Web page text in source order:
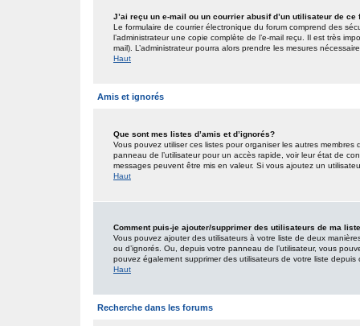
J’ai reçu un e-mail ou un courrier abusif d’un utilisateur de ce
Le formulaire de courrier électronique du forum comprend des
l’administrateur une copie complète de l’e-mail reçu. Il est très
mail). L’administrateur pourra alors prendre les mesures
Haut
Amis et ignorés
Que sont mes listes d’amis et d’ignorés?
Vous pouvez utiliser ces listes pour organiser les autres
panneau de l’utilisateur pour un accès rapide, voir leur état de
messages peuvent être mis en valeur. Si vous ajoutez un
Haut
Comment puis-je ajouter/supprimer des utilisateurs de ma
Vous pouvez ajouter des utilisateurs à votre liste de deux
ou d’ignorés. Ou, depuis votre panneau de l’utilisateur, vous
pouvez également supprimer des utilisateurs de votre liste depuis
Haut
Recherche dans les forums